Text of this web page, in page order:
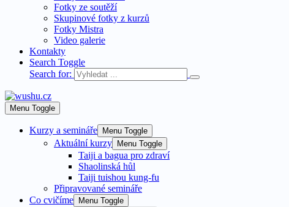
Fotky ze soutěží
Skupinové fotky z kurzů
Fotky Mistra
Video galerie
Kontakty
Search Toggle
Search for:
Menu Toggle
Kurzy a semináře Menu Toggle
Aktuální kurzy Menu Toggle
Taiji a bagua pro zdraví
Shaolinská hůl
Taiji tuishou kung-fu
Připravované semináře
Co cvičíme
Menu Toggle